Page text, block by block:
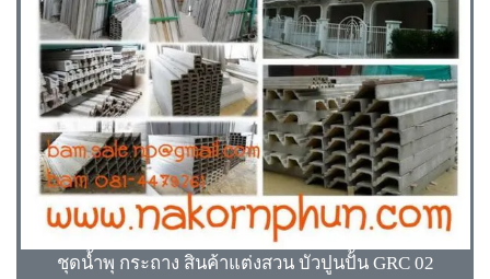
ชุดน้ำพุ กระถาง สินค้าแต่งสวน บัวปูนปั้น GRC 02